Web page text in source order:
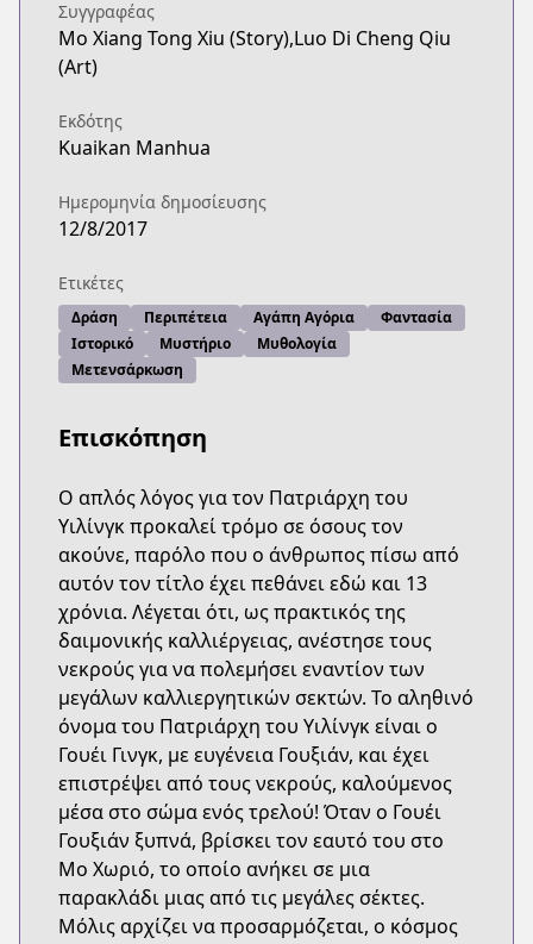
Συγγραφέας
Mo Xiang Tong Xiu (Story),Luo Di Cheng Qiu
(Art)
Εκδότης
Kuaikan Manhua
Ημερομηνία δημοσίευσης
12/8/2017
Ετικέτες
Δράση Περιπέτεια Αγάπη Αγόρια
Φαντασία
Ιστορικό
Μυστήριο
Μυθολογία
Μετενσάρκωση
Επισκόπηση
Ο απλός λόγος για τον Πατριάρχη του
Υιλίνγκ προκαλεί τρόμο σε όσους τον
ακούνε, παρόλο που ο άνθρωπος πίσω από
αυτόν τον τίτλο έχει πεθάνει εδώ και 13
χρόνια. Λέγεται ότι, ως πρακτικός της
δαιμονικής καλλιέργειας, ανέστησε τους
νεκρούς για να πολεμήσει εναντίον των
μεγάλων καλλιεργητικών σεκτών. Το αληθινό
όνομα του Πατριάρχη του Υιλίνγκ είναι ο
Γουέι Γινγκ, με ευγένεια Γουξιάν, και έχει
επιστρέψει από τους νεκρούς, καλούμενος
μέσα στο σώμα ενός τρελού! Όταν ο Γουέι
Γουξιάν ξυπνά, βρίσκει τον εαυτό του στο
Μο Χωριό, το οποίο ανήκει σε μια
παρακλάδι μιας από τις μεγάλες σέκτες.
Μόλις αρχίζει να προσαρμόζεται, ο κόσμος